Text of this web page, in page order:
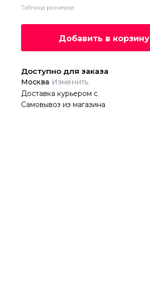
Таблица размеров
Добавить в корзину
Доступно для заказа
Москва Изменить
Доставка курьером с
Самовывоз из магазина